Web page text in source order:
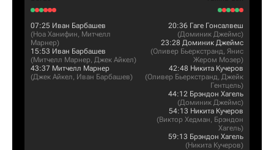
07:25 Иван Барбашев
(Ноа Ханифин, Митчелл
Марнер)
15:53 Иван Барбашев
(Митчелл Марнер, Джек Айкел)
43:37 Митчелл Марнер
(Джек Айкел, Иван Барбашев)
20:36 Гаге Гонсалвеш
(Доминик Джеймс)
23:28 Доминик Джеймс
(Оливер Бьеркстранд, Янис
Жером Мозер)
42:48 Никита Кучеров
(Оливер Бьеркстранд, Джейк
Гентцель)
44:12 Брэндон Хагель
(Доминик Джеймс)
54:13 Никита Кучеров
(Виктор Хедман, Брэндон
Хагель)
59:13 Брэндон Хагель
(Никита Кучеров)